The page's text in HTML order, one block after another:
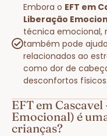
Embora o EFT em
Liberação
técnica emocional,
também pode
relacionados ao
como dor de
desconfortos físicos.
EFT em
Emocional) é
crianças?